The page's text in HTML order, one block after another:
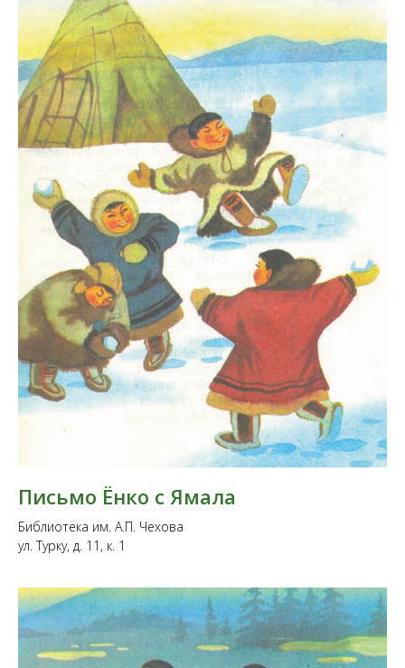
Письмо Ëнко с Ямала
Библиотека им. А.П. Чехова
ул. Турку, д. 11, к. 1